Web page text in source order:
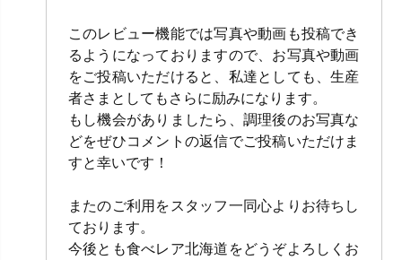
このレビュー機能では写真や動画も投稿でき
るようになっておりますので、お写真や動画
をご投稿いただけると、私達としても、生産
者さまとしてもさらに励みになります。
もし機会がありましたら、調理後のお写真な
どをぜひコメントの返信でご投稿いただけま
すと幸いです！
またのご利用をスタッフ一同心よりお待ちし
ております。
今後とも食べレア北海道をどうぞよろしくお